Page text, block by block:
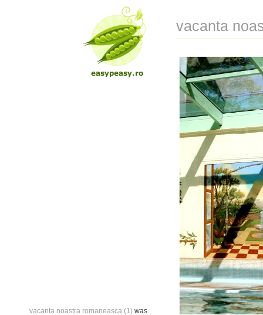
vacanta noastra romaneasca (1) was
vacanta